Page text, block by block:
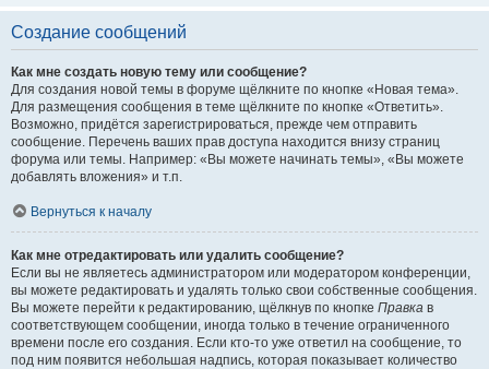
Создание сообщений
Как мне создать новую тему или сообщение?
Для создания новой темы в форуме щёлкните по кнопке «Новая тема».
Для размещения сообщения в теме щёлкните по кнопке «Ответить».
Возможно, придётся зарегистрироваться, прежде чем отправить
сообщение. Перечень ваших прав доступа находится внизу страниц
форума или темы. Например: «Вы можете начинать темы», «Вы можете
добавлять вложения» и т.п.
Вернуться к началу
Как мне отредактировать или удалить сообщение?
Если вы не являетесь администратором или модератором конференции,
вы можете редактировать и удалять только свои собственные сообщения.
Вы можете перейти к редактированию, щёлкнув по кнопке Правка в
соответствующем сообщении, иногда только в течение ограниченного
времени после его создания. Если кто-то уже ответил на сообщение, то
под ним появится небольшая надпись, которая показывает количество